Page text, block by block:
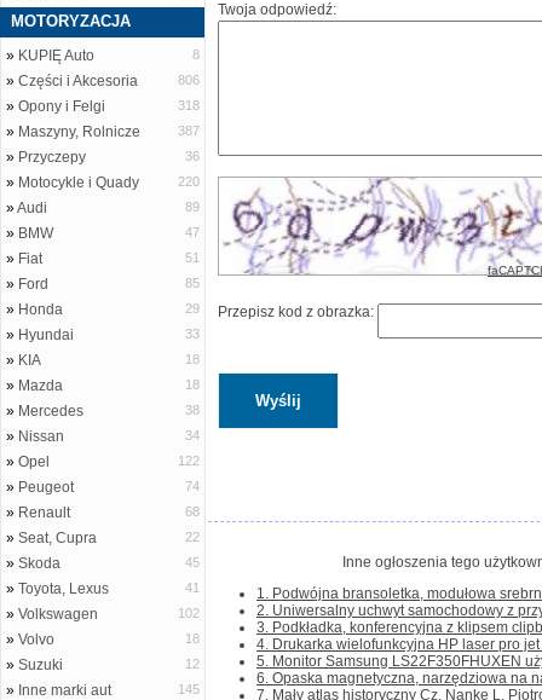
MOTORYZACJA
» KUPIĘ Auto 8
» Części i Akcesoria 806
» Opony i Felgi 318
» Maszyny, Rolnicze 387
» Przyczepy 36
» Motocykle i Quady 220
»Audi 89
» BMW 47
» Fiat 51
» Ford 85
» Honda 29
» Hyundai 33
» KIA 18
» Mazda 18
» Mercedes 38
» Nissan 34
» Opel 122
» Peugeot 74
» Renault 68
» Seat, Cupra 22
» Skoda 45
» Toyota, Lexus 41
» Volkswagen 102
» Volvo 18
» Suzuki 12
» Inne marki aut 145
Twoja odpowiedź:
Przepisz kod z obrazka:
Inne ogłoszenia tego
1. Podwójna bransoletka, modułowa
2. Uniwersalny uchwyt samochodowy z
3. Podkładka, konferencyjna z klipsem
4. Drukarka wielofunkcyjna HP laser pro
5. Monitor Samsung LS22F350FHUXEN
6. Opaska magnetyczna, narzędziowa na
7. Mały atlas historyczny Cz. Nanke L.